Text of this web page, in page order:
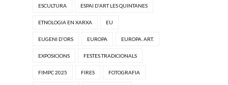
ESCULTURA ESPAI D'ART LES QUINTANES
ETNOLOGIA EN XARXA EU
EUGENI D'ORS EUROPA EUROPA. ART.
EXPOSICIONS FESTES TRADICIONALS
FIMPC 2025 FIRES FOTOGRAFIA